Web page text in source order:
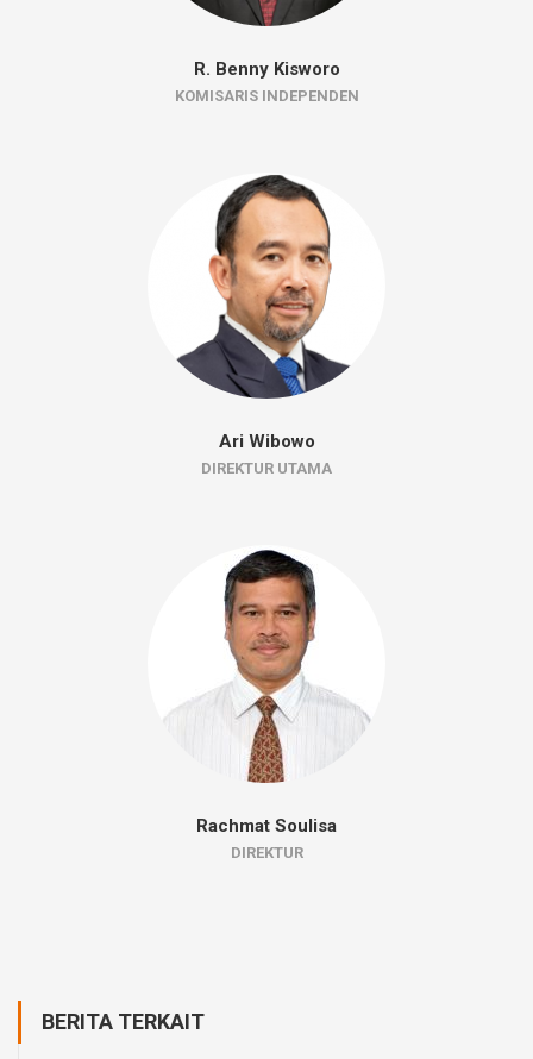
R. Benny Kisworo
KOMISARIS INDEPENDEN
Ari Wibowo
DIREKTUR UTAMA
Rachmat Soulisa
DIREKTUR
BERITA TERKAIT